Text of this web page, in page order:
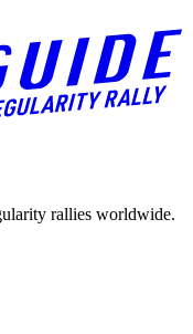
rallies worldwide.